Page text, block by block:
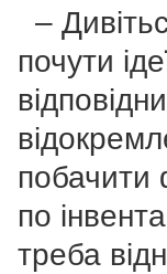
–
почути
побачити
по
треба